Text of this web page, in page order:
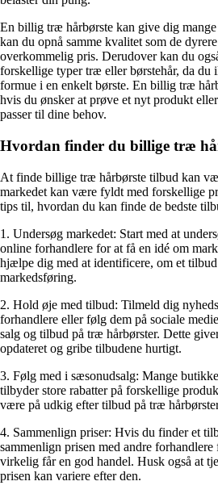
En billig træ hårbørste kan give dig
kan du opnå samme kvalitet som de
overkommelig pris. Derudover kan du
forskellige typer træ eller børstehår, da du
formue i en enkelt børste. En billig træ
hvis du ønsker at prøve et nyt produkt
passer til dine behov.
Hvordan finder du billige træ
At finde billige træ hårbørste tilbud kan
markedet kan være fyldt med forskellige
tips til, hvordan du kan finde de bedste
1. Undersøg markedet: Start med at
online forhandlere for at få en idé om
hjælpe dig med at identificere, om et
markedsføring.
2. Hold øje med tilbud: Tilmeld dig
forhandlere eller følg dem på sociale
salg og tilbud på træ hårbørster. Dette
opdateret og gribe tilbudene hurtigt.
3. Følg med i sæsonudsalg: Mange
tilbyder store rabatter på forskellige
være på udkig efter tilbud på træ
4. Sammenlign priser: Hvis du finder et
sammenlign prisen med andre
virkelig får en god handel. Husk også at
prisen kan variere efter den.